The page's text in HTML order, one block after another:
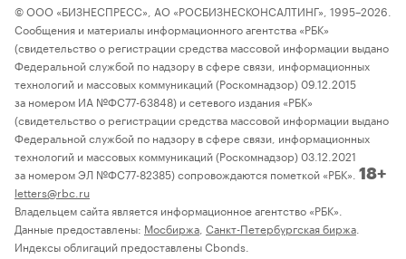
© ООО «БИЗНЕСПРЕСС», АО «РОСБИЗНЕСКОНСАЛТИНГ», 1995–2026.
Сообщения и материалы информационного агентства «РБК»
(свидетельство о регистрации средства массовой информации выдано
Федеральной службой по надзору в сфере связи, информационных
технологий и массовых коммуникаций (Роскомнадзор) 09.12.2015
за номером ИА №ФС77-63848) и сетевого издания «РБК»
(свидетельство о регистрации средства массовой информации выдано
Федеральной службой по надзору в сфере связи, информационных
технологий и массовых коммуникаций (Роскомнадзор) 03.12.2021
за номером ЭЛ №ФС77-82385) сопровождаются пометкой «РБК». 18+
letters@rbc.ru
Владельцем сайта является информационное агентство «РБК».
Данные предоставлены: Мосбиржа Санкт-Петербургская биржа
Индексы облигаций предоставлены Cbonds.